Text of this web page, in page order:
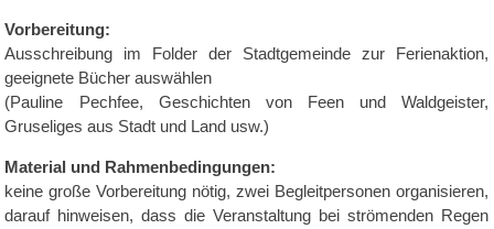
Vorbereitung:
Ausschreibung im Folder der Stadtgemeinde zur Ferienaktion,
geeignete Bücher auswählen
(Pauline Pechfee, Geschichten von Feen und Waldgeister,
Gruseliges aus Stadt und Land usw.)
Material und Rahmenbedingungen:
keine große Vorbereitung nötig, zwei Begleitpersonen organisieren,
darauf hinweisen, dass die Veranstaltung bei strömenden Regen